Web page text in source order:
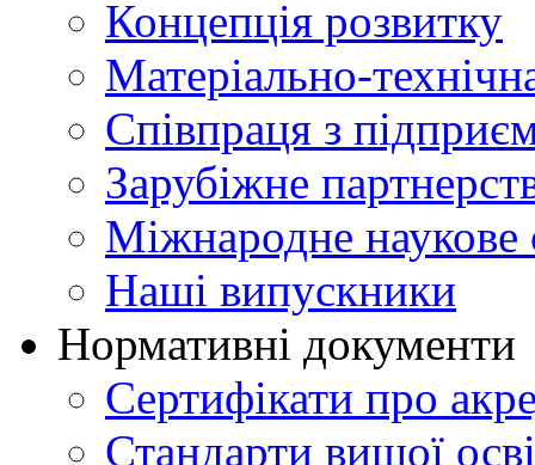
Концепція розвитку
Матеріально-
Співпраця з
Зарубіжне
Міжнародне наукове
Наші випускники
Нормативні документи
Сертифікати про
Стандарти вищої